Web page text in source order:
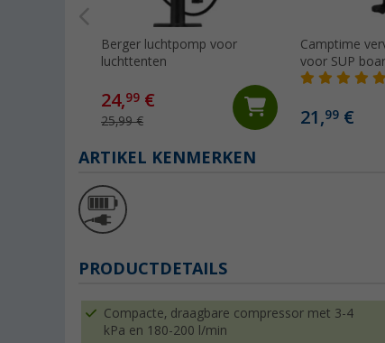
Berger luchtpomp voor
luchttenten
24,99 €
25,99 €
Camptime
voor SUP
21,99 €
ARTIKEL KENMERKEN
PRODUCTDETAILS
Compacte, draagbare compressor met 3-4
kPa en 180-200 l/min